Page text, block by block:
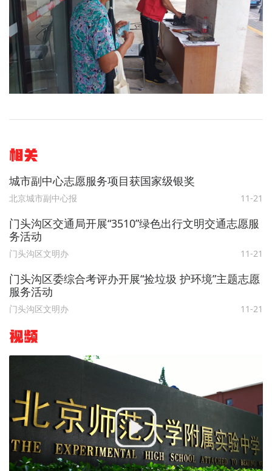
相关
城市副中心志愿服务项目获国家级银奖
北京城市副中心报 11-21
门头沟区交通局开展“3510”绿色出行文明交通志愿服
务活动
门头沟区文明办 11-21
门头沟区委综合考评办开展“捡垃圾 护环境”主题志愿
服务活动
门头沟区文明办 11-21
视频